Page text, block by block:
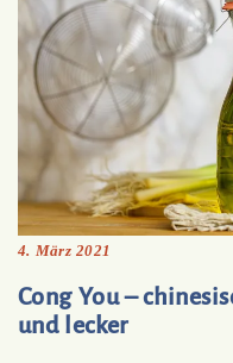
4. März 2021
Cong You –
und lecker